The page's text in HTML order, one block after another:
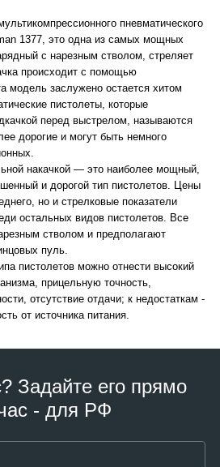
пневматического
1377, это одна из самых мощных
с нарезным стволом, стреляет
происходит с помощью
модель заслужено остается хитом
пистолеты, которые
перед выстрелом, называются
дорогие и могут быть немного
накачкой — это наиболее мощный,
и дорогой тип пистолетов. Цены
но и стрелковые показатели
остальных видов пистолетов. Все
стволом и предполагают
пуль.
пистолетов можно отнести высокий
прицельную точность,
отсутствие отдачи; к недостаткам -
от источника питания.
Задайте его прямо
- для РФ